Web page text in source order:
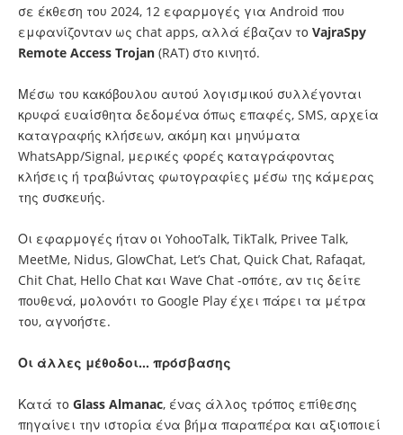
σε έκθεση του 2024, 12 εφαρμογές για Android που
εμφανίζονταν ως chat apps, αλλά έβαζαν το VajraSpy
Remote Access Trojan (RAT) στο κινητό.
Μέσω του κακόβουλου αυτού λογισμικού συλλέγονται
κρυφά ευαίσθητα δεδομένα όπως επαφές, SMS, αρχεία
καταγραφής κλήσεων, ακόμη και μηνύματα
WhatsApp/Signal, μερικές φορές καταγράφοντας
κλήσεις ή τραβώντας φωτογραφίες μέσω της κάμερας
της συσκευής.
Οι εφαρμογές ήταν οι YohooTalk, TikTalk, Privee Talk,
MeetMe, Nidus, GlowChat, Let’s Chat, Quick Chat, Rafaqat,
Chit Chat, Hello Chat και Wave Chat -οπότε, αν τις δείτε
πουθενά, μολονότι το Google Play έχει πάρει τα μέτρα
του, αγνοήστε.
Οι άλλες μέθοδοι… πρόσβασης
Κατά το Glass Almanac, ένας άλλος τρόπος επίθεσης
πηγαίνει την ιστορία ένα βήμα παραπέρα και αξιοποιεί